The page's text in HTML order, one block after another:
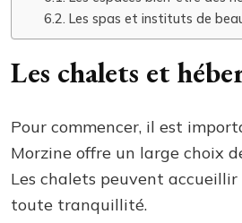
Les spas et instituts de
Les chalets et
Pour commencer, il est
Morzine offre un large choix
Les chalets peuvent
toute tranquillité.